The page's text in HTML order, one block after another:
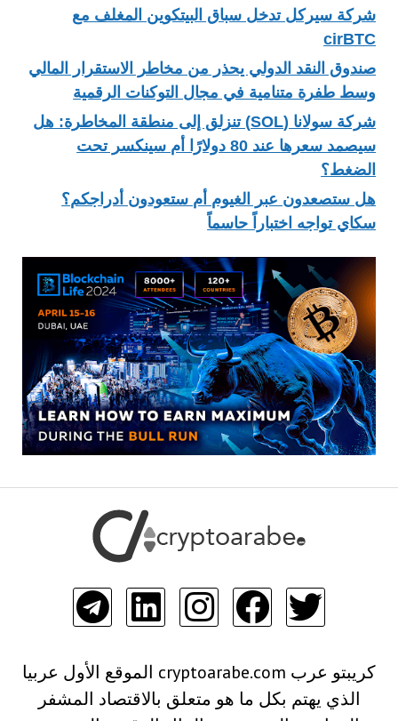
شركة سيركل تدخل سباق البيتكوين المغلف مع
cirBTC
صندوق النقد الدولي يحذر من مخاطر الاستقرار المالي
وسط طفرة متنامية في مجال التوكنات الرقمية
شركة سولانا (SOL) تنزلق إلى منطقة المخاطرة: هل
سيصمد سعرها عند 80 دولارًا أم سينكسر تحت
الضغط؟
هل ستصعدون عبر الغيوم أم ستعودون أدراجكم؟
سكاي تواجه اختباراً حاسماً
كريبتو عرب cryptoarabe.com الموقع الأول عربيا
الذي يهتم بكل ما هو متعلق بالاقتصاد المشفر